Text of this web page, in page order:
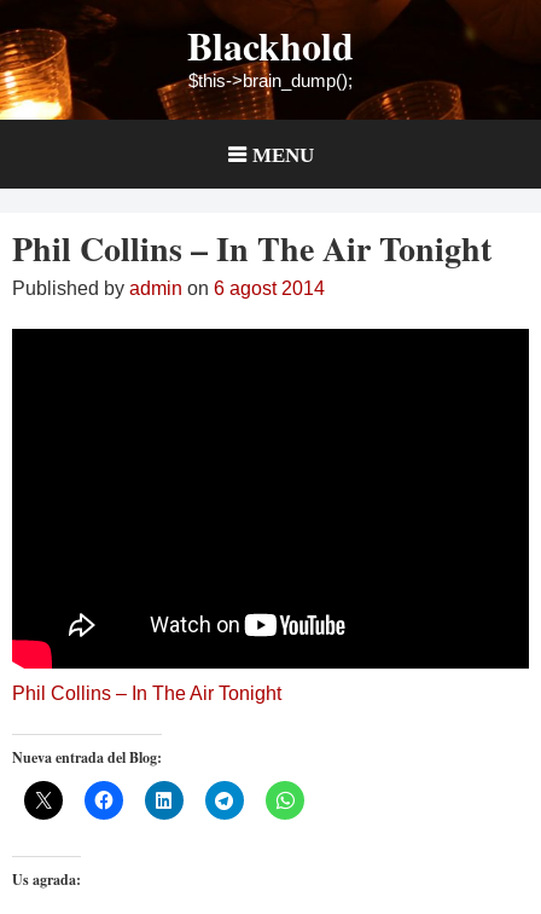
to
content
Blackhold
$this->brain_dump();
MENU
Phil Collins – In The Air Tonight
Published by admin on 6 agost 2014
Phil Collins – In The Air Tonight
Nueva entrada del Blog:
Us agrada: